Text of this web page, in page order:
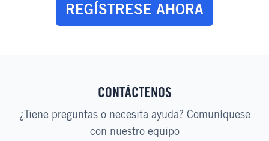
REGÍSTRESE AHORA
CONTÁCTENOS
¿Tiene preguntas o necesita ayuda? Comuníquese
con nuestro equipo